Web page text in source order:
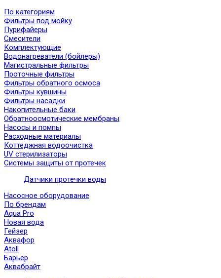
По категориям
Фильтры под мойку
Пурифайеры
Смесители
Комплектующие
Водонагреватели (бойлеры)
Магистральные фильтры
Проточные фильтры
Фильтры обратного осмоса
Фильтры кувшины
Фильтры насадки
Накопительные баки
Обратноосмотические мембраны
Насосы и помпы
Расходные материалы
Коттеджная водоочистка
UV стерилизаторы
Системы защиты от протечек
Датчики протечки воды
Насосное оборудование
По брендам
Aqua Pro
Новая вода
Гейзер
Аквафор
Atoll
Барьер
Аквабрайт